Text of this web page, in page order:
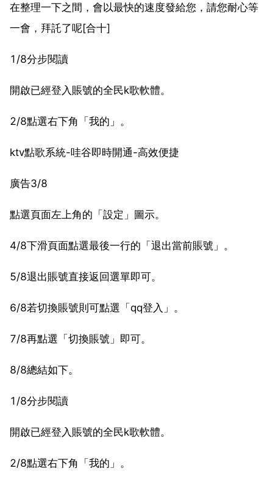
在整理一下之間，會以最快的速度發給您，請您耐心等
一會，拜託了呢[合十]
1/8分步閱讀
開啟已經登入賬號的全民k歌軟體。
2/8點選右下角「我的」。
ktv點歌系統-哇谷即時開通-高效便捷
廣告3/8
點選頁面左上角的「設定」圖示。
4/8下滑頁面點選最後一行的「退出當前賬號」。
5/8退出賬號直接返回選單即可。
6/8若切換賬號則可點選「qq登入」。
7/8再點選「切換賬號」即可。
8/8總結如下。
1/8分步閱讀
開啟已經登入賬號的全民k歌軟體。
2/8點選右下角「我的」。